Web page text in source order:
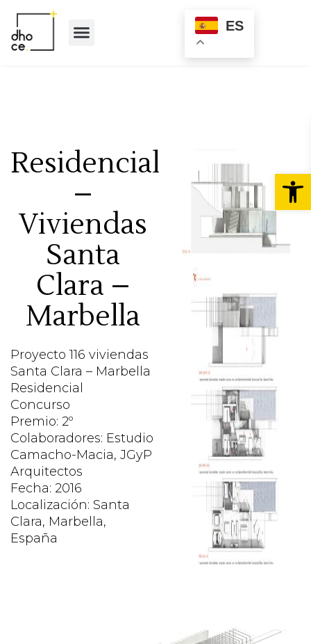
ES
Residencial
–
Viviendas
Santa
Clara –
Marbella
Proyecto 116 viviendas
Santa Clara – Marbella
Residencial
Concurso
Premio: 2º
Colaboradores: Estudio
Camacho-Macia, JGyP
Arquitectos
Fecha: 2016
Localización: Santa
Clara, Marbella,
España